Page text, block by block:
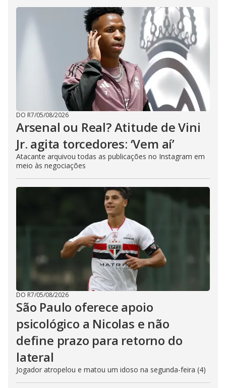
DO R7/05/08/2026
Arsenal ou Real? Atitude de Vini
Jr. agita torcedores: ‘Vem aí’
Atacante arquivou todas as publicações no Instagram em
meio às negociações
DO R7/05/08/2026
São Paulo oferece apoio
psicológico a Nicolas e não
define prazo para retorno do
lateral
Jogador atropelou e matou um idoso na segunda-feira (4)